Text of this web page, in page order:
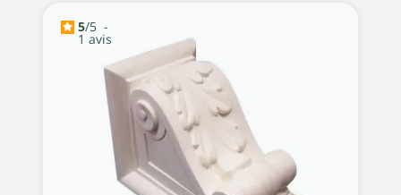
5/5 -
1 avis